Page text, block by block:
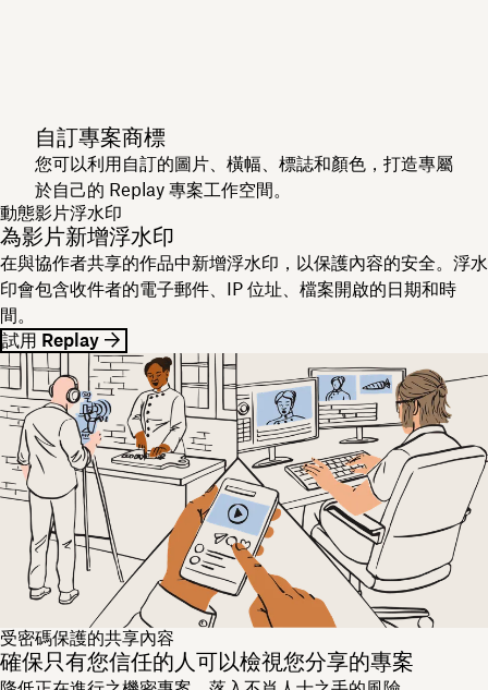
自訂專案商標
您可以利用自訂的圖片、橫幅、標誌和顏色，打造專屬
於自己的 Replay 專案工作空間。
動態影片浮水印
為影片新增浮水印
在與協作者共享的作品中新增浮水印，以保護內容的安全。浮水
印會包含收件者的電子郵件、IP 位址、檔案開啟的日期和時
間。
試用 Replay
受密碼保護的共享內容
確保只有您信任的人可以檢視您分享的專案